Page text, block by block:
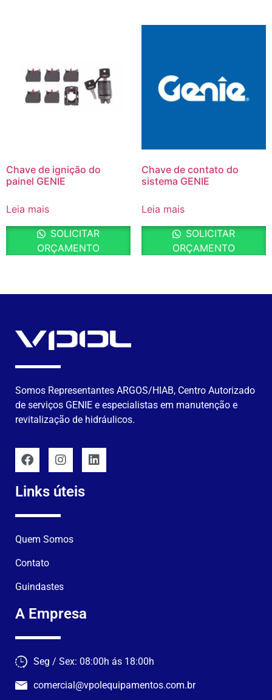
Chave de ignição do
painel GENIE
Leia mais
SOLICITAR
ORÇAMENTO
Chave de contato do
sistema GENIE
Leia mais
SOLICITAR
ORÇAMENTO
Somos Representantes ARGOS/HIAB, Centro Autorizado
de serviços GENIE e especialistas em manutenção e
revitalização de hidráulicos.
Links úteis
Quem Somos
Contato
Guindastes
A Empresa
Seg / Sex: 08:00h ás 18:00h
comercial@vpolequipamentos.com.br